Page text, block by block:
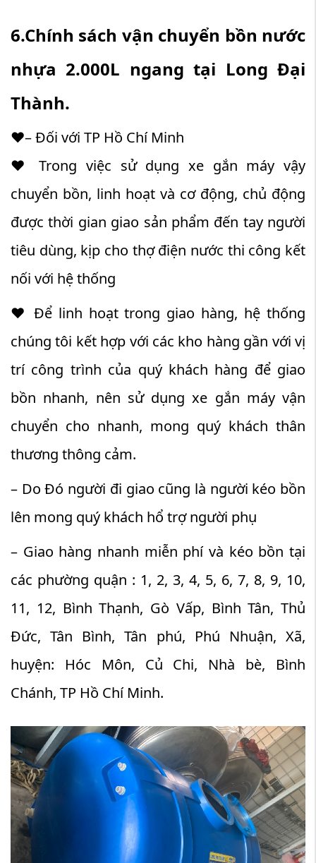
6.Chính sách vận chuyển bồn nước
nhựa 2.000L ngang tại Long Đại
Thành.
♥– Đối với TP Hồ Chí Minh
♥ Trong việc sử dụng xe gắn máy vậy
chuyển bồn, linh hoạt và cơ động, chủ động
được thời gian giao sản phẩm đến tay người
tiêu dùng, kịp cho thợ điện nước thi công kết
nối với hệ thống
♥ Để linh hoạt trong giao hàng, hệ thống
chúng tôi kết hợp với các kho hàng gần với vị
trí công trình của quý khách hàng để giao
bồn nhanh, nên sử dụng xe gắn máy vận
chuyển cho nhanh, mong quý khách thân
thương thông cảm.
– Do Đó người đi giao cũng là người kéo bồn
lên mong quý khách hổ trợ người phụ
– Giao hàng nhanh miễn phí và kéo bồn tại
các phường quận : 1, 2, 3, 4, 5, 6, 7, 8, 9, 10,
11, 12, Bình Thạnh, Gò Vấp, Bình Tân, Thủ
Đức, Tân Bình, Tân phú, Phú Nhuận, Xã,
huyện: Hóc Môn, Củ Chi, Nhà bè, Bình
Chánh, TP Hồ Chí Minh.